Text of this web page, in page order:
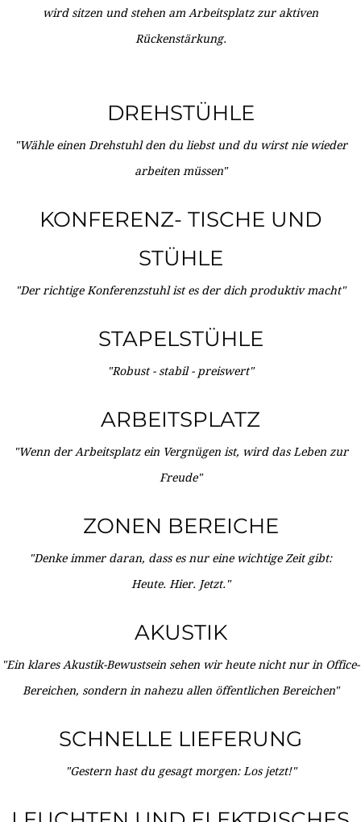
wird sitzen und stehen am Arbeitsplatz zur aktiven
Rückenstärkung.
DREHSTÜHLE
"Wähle einen Drehstuhl den du liebst und du wirst nie wieder
arbeiten müssen"
KONFERENZ- TISCHE UND
STÜHLE
"Der richtige Konferenzstuhl ist es der dich produktiv macht"
STAPELSTÜHLE
"Robust - stabil - preiswert"
ARBEITSPLATZ
"Wenn der Arbeitsplatz ein Vergnügen ist, wird das Leben zur
Freude"
ZONEN BEREICHE
"Denke immer daran, dass es nur eine wichtige Zeit gibt:
Heute. Hier. Jetzt."
AKUSTIK
"Ein klares Akustik-Bewustsein sehen wir heute nicht nur in Office-
Bereichen, sondern in nahezu allen öffentlichen Bereichen"
SCHNELLE LIEFERUNG
"Gestern hast du gesagt morgen: Los jetzt!"